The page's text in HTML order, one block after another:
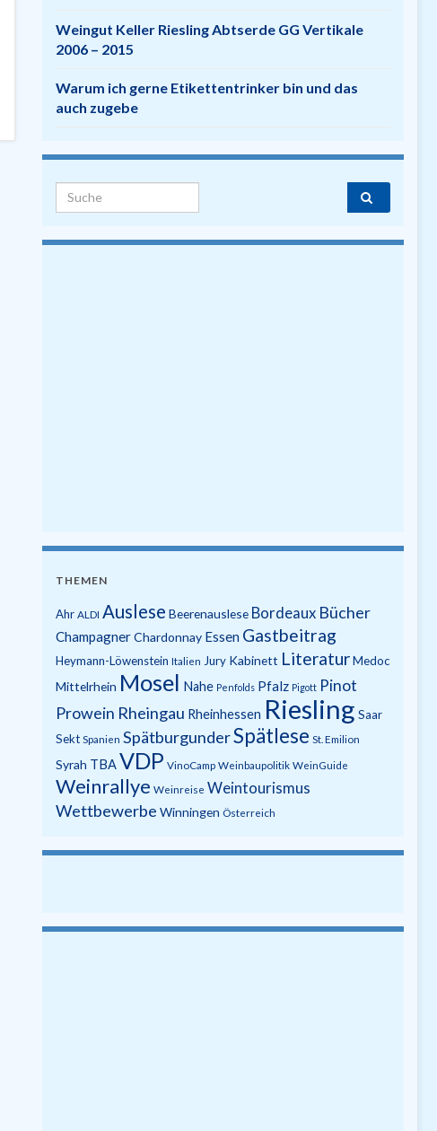
Weingut Keller Riesling Abtserde GG Vertikale
2006 – 2015
Warum ich gerne Etikettentrinker bin und das
auch zugebe
Search for:
THEMEN
Ahr ALDI Auslese Beerenauslese Bordeaux Bücher
ChampagnerChardonnay Essen Gastbeitrag
Heymann-Löwenstein Italien Jury Kabinett Literatur Medoc
Mittelrhein Mosel Nahe Penfolds Pfalz Pigott Pinot
Prowein Rheingau Rheinhessen Riesling Saar
Sekt Spanien SpätburgunderSpätlese St. Emilion
Syrah TBAVDP VinoCamp Weinbaupolitik WeinGuide
Weinrallye Weinreise Weintourismus
Wettbewerbe Winningen Österreich